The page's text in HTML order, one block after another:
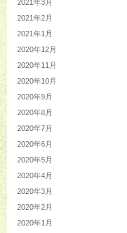
2021年3月
2021年2月
2021年1月
2020年12月
2020年11月
2020年10月
2020年9月
2020年8月
2020年7月
2020年6月
2020年5月
2020年4月
2020年3月
2020年2月
2020年1月